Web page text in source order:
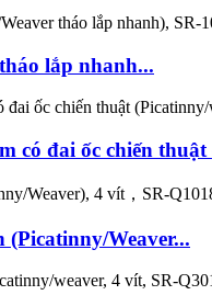
lắp nhanh...
có đai ốc chiến
(Picatinny/Weaver...